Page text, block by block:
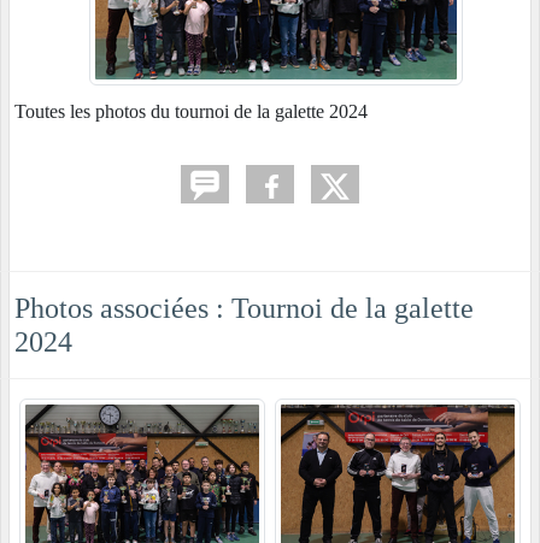
Toutes les photos du tournoi de la galette 2024
Photos associées : Tournoi de la galette
2024